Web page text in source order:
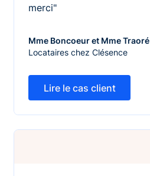
merci"
Mme Boncoeur et Mme Traoré
Locataires chez Clésence
Lire le cas client
Lire le cas client